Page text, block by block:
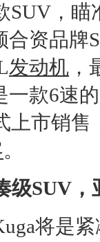
SUV ，
合资品牌
发动机
一款6速
上市销
。
级SUV
将是